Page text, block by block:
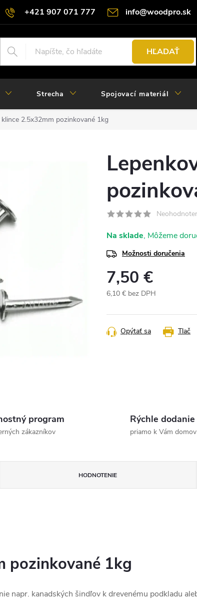
+421 907 071 777 info@woodpro.sk
HĽADAŤ
Strecha Spojovací materiál
2.5x32mm pozinkované 1kg
Na sklade
Možnosti doručenia
7,50 €
6,10 € bez DPH
cena:
Tlač
Opýtať sa
program
zákazníkov
Rýchle dodanie
priamo k Vám domov
HODNOTENIE
pozinkované 1kg
napr. kanadských šindľov k drevenému podkladu